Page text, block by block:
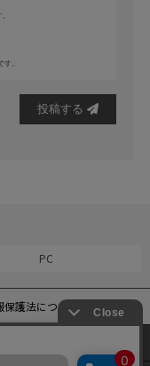
。
投稿する
PC
保護法について
の利便性の向上のため